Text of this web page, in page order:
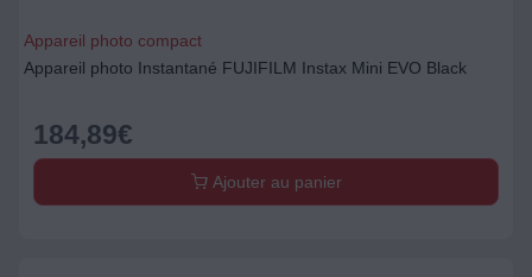
Appareil photo compact
Appareil photo Instantané FUJIFILM Instax Mini EVO Black
184,89€
Ajouter au panier